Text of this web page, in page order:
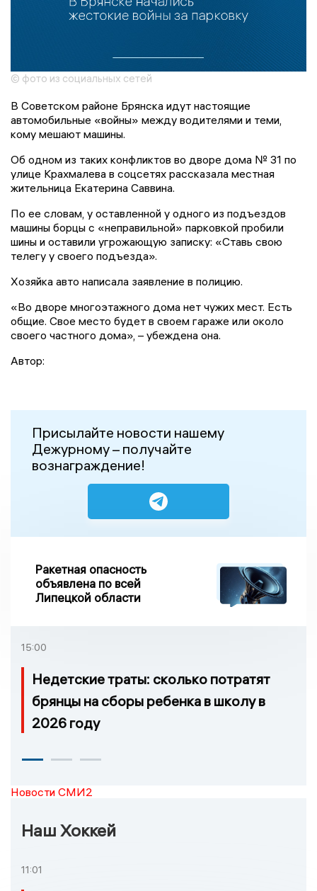
© фото из социальных сетей
В Советском районе Брянска идут настоящие
автомобильные «войны» между водителями и теми,
кому мешают машины.
Об одном из таких конфликтов во дворе дома № 31 по
улице Крахмалева в соцсетях рассказала местная
жительница Екатерина Саввина.
По ее словам, у оставленной у одного из подъездов
машины борцы с «неправильной» парковкой пробили
шины и оставили угрожающую записку: «Ставь свою
телегу у своего подъезда».
Хозяйка авто написала заявление в полицию.
«Во дворе многоэтажного дома нет чужих мест. Есть
общие. Свое место будет в своем гараже или около
своего частного дома», – убеждена она.
Автор:
Присылайте новости нашему
Дежурному – получайте
вознаграждение!
Ракетная опасность
объявлена по всей
Липецкой области
15:00
Недетские траты: сколько потратят
брянцы на сборы ребенка в школу в
2026 году
Новости СМИ2
Наш Хоккей
11:01